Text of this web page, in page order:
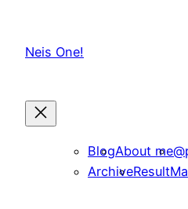
content
Neis One!
BlogAbout me
Archive